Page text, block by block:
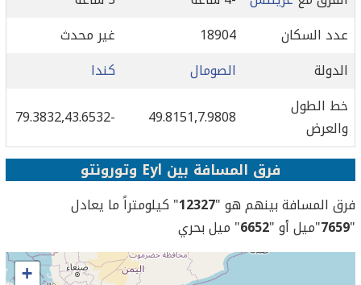
عدد السكان
18904
غير محدث
الدولة
الصومال
كندا
خط الطول
والعرض
49.8151,7.9808
-79.3832,43.6532
فرق المسافة بين Eyl وتورونتو
فرق المسافة بينهم هو "12327" كيلومتراً ما يعادل
"
7659"ميل أو "6652" ميل بحري
+